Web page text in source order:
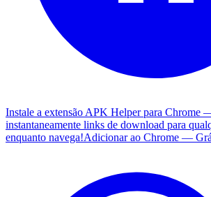
Instale a extensão APK Helper para Chrome
instantaneamente links de download para
enquanto navega!Adicionar ao Chrome —